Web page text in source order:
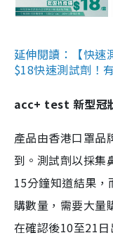
延伸閱讀：【快速
$18快速測試劑！
acc+ test 新型冠
產品由香港口罩品
到。測試劑以採集
15分鐘知道結果
購數量，需要大量
在確認後10至21